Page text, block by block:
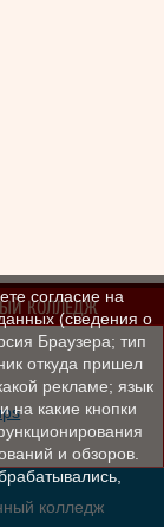
КОЛЛЕДЖ
колледж
согласие на
(сведения о
Браузера; тип
откуда пришел
рекламе; язык
на какие кнопки
и обзоров.